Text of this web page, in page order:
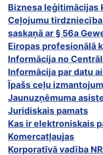
Biznesa leģitimācijas
Ceļojumu
saskaņā ar § 56a
Eiropas profesionālā
Informācija no
Informācija par datu
Īpašs ceļu
Jaunuzņēmuma
Juridiskais pamats
Kas ir elektroniskais
Komercatļaujas
Korporatīvā vadība